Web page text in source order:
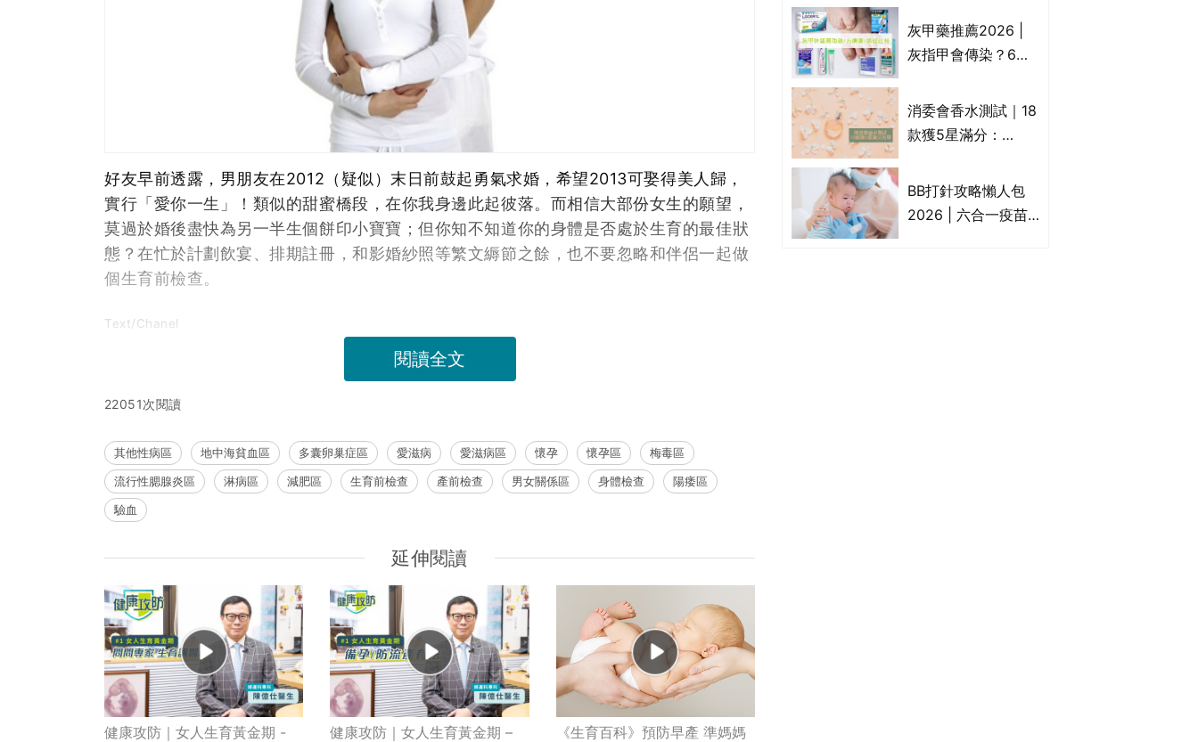
好友早前透露，男朋友在2012（疑似）末日前鼓起勇氣求婚，希望2013可娶得美人歸，
實行「愛你一生」！類似的甜蜜橋段，在你我身邊此起彼落。而相信大部份女生的願望，
莫過於婚後盡快為另一半生個餅印小寶寶；但你知不知道你的身體是否處於生育的最佳狀
態？在忙於計劃飲宴、排期註冊，和影婚紗照等繁文縟節之餘，也不要忽略和伴侶一起做
個生育前檢查。
Text/Chanel
閱讀全文
22051次閱讀
其他性病區 地中海貧血區 多囊卵巢症區 愛滋病 愛滋病區 懷孕 懷孕區
梅毒區
流行性腮腺炎區
淋病區 減肥區 生育前檢查 產前檢查 男女關係區 身體檢查
陽痿區
驗血
延伸閱讀
健康攻防｜女人生育黃金期 -
健康攻防｜女人生育黃金期 –
《生育百科》預防早產 準媽媽
一覽)
屈臣氏watsons、強
生Johnson's等｜測
灰甲藥推薦2026 |
灰指甲會傳染？6款
膏/抗甲癬油劑的功
效/價格比較：羅霉
消委會香水測試｜18
款獲5星滿分：
ARMANI、Marks &
Spencer、CHANEL
BB打針攻略懶人包
2026 | 六合一疫苗